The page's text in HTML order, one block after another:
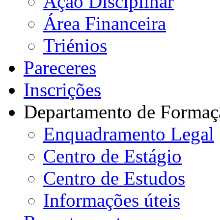
Área Financeira
Triénios
Pareceres
Inscrições
Departamento de
Enquadramento Legal
Centro de Estágio
Centro de Estudos
Informações úteis